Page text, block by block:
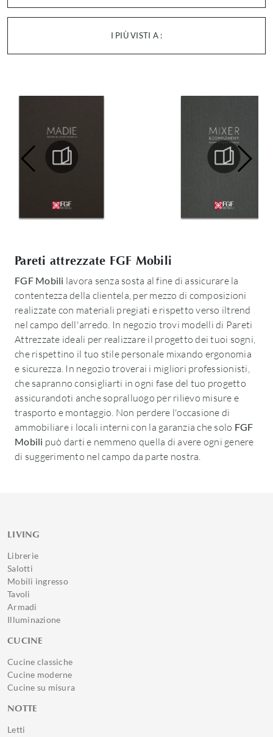
I PIÙ VISTI A :
Pareti attrezzate FGF Mobili
FGF Mobili lavora senza sosta al fine di assicurare la
contentezza della clientela, per mezzo di composizioni
realizzate con materiali pregiati e rispetto verso iltrend
nel campo dell'arredo. In negozio trovi modelli di Pareti
Attrezzate ideali per realizzare il progetto dei tuoi sogni,
che rispettino il tuo stile personale mixando ergonomia
e sicurezza. In negozio troverai i migliori professionisti,
che sapranno consigliarti in ogni fase del tuo progetto
assicurandoti anche sopralluogo per rilievo misure e
trasporto e montaggio. Non perdere l'occasione di
ammobiliare i locali interni con la garanzia che solo FGF
Mobili può darti e nemmeno quella di avere ogni genere
di suggerimento nel campo da parte nostra.
LIVING
Librerie
Salotti
Mobili ingresso
Tavoli
Armadi
Illuminazione
CUCINE
Cucine classiche
Cucine moderne
Cucine su misura
NOTTE
Letti